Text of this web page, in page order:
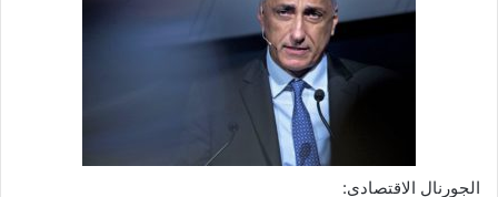
الجورنال الاقتصادى: